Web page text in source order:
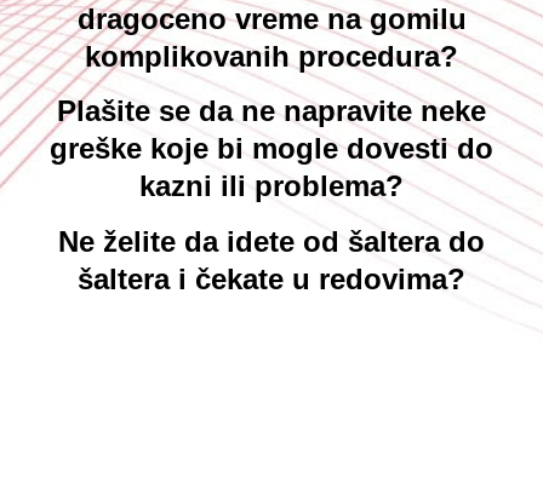
dragoceno vreme na gomilu
komplikovanih procedura?
Plašite se da ne napravite neke
greške koje bi mogle dovesti do
kazni ili problema?
Ne želite da idete od šaltera do
šaltera i čekate u redovima?